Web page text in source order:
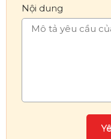
Nội dung